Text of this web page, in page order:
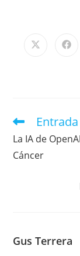
La IA de
Cáncer
Gus Terrera